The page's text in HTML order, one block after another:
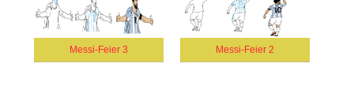
Messi-Feier 3 Messi-Feier 2